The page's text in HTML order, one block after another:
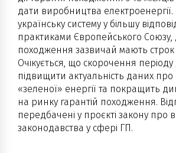
дати виробництва
українську систему у більшу
практиками Європейського Союзу,
походження зазвичай мають строк
Очікується, що скорочення періоду
підвищити актуальність даних
«зеленої» енергії та покращить
на ринку гарантій походження.
передбачені у проєкті закону про
законодавства у сфері ГП.